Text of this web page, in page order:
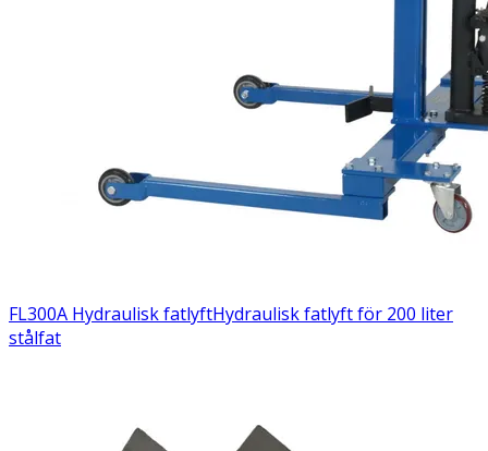
FL300A Hydraulisk fatlyftHydraulisk fatlyft för 200 liter
stålfat